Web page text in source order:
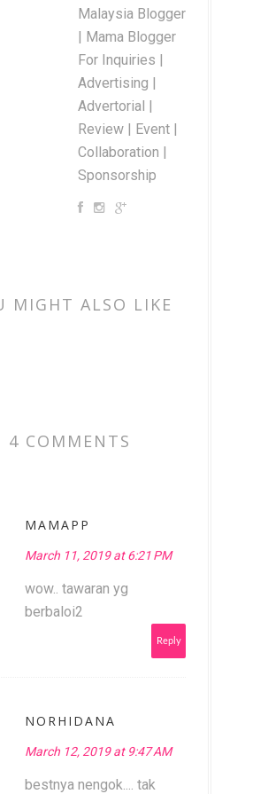
Malaysia Blogger
| Mama Blogger
For Inquiries |
Advertising |
Advertorial |
Review | Event |
Collaboration |
Sponsorship
MIGHT ALSO LIKE
4 COMMENTS
MAMAPP
March 11, 2019 at 6:21 PM
wow.. tawaran yg
berbaloi2
Reply
NORHIDANA
March 12, 2019 at 9:47 AM
bestnya nengok.... tak